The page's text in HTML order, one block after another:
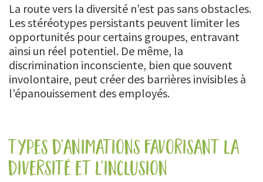
La route vers la diversité n’est pas sans obstacles.
Les stéréotypes persistants peuvent limiter les
opportunités pour certains groupes, entravant
ainsi un réel potentiel. De même, la
discrimination inconsciente, bien que souvent
involontaire, peut créer des barrières invisibles à
l’épanouissement des employés.
types d'animations favorisant la
diversité et l'inclusion